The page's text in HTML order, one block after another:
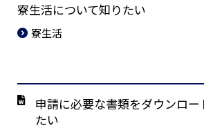
寮生活について知りたい
寮生活
申請に必要な書類をダウンロー
たい